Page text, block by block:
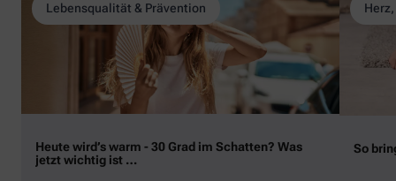
Lebensqualität & Prävention
Heute wird’s warm - 30 Grad im Schatten? Was
jetzt wichtig ist …
So